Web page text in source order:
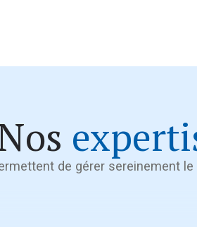
de gérer sereinement